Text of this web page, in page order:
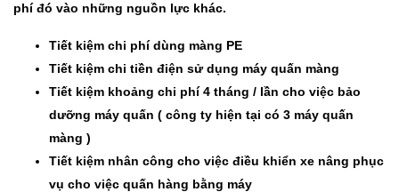
phí đó vào những nguồn lực khác.
Tiết kiệm chi phí dùng màng PE
Tiết kiệm chi tiền điện sử dụng máy quấn màng
Tiết kiệm khoảng chi phí 4 tháng / lần cho việc bảo
dưỡng máy quấn ( công ty hiện tại có 3 máy quấn
màng )
Tiết kiệm nhân công cho việc điều khiển xe nâng phục
vụ cho việc quấn hàng bằng máy